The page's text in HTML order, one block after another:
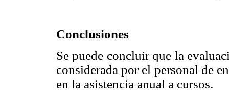
Conclusiones
Se puede concluir que la
considerada por el personal de
en la asistencia anual a cursos.